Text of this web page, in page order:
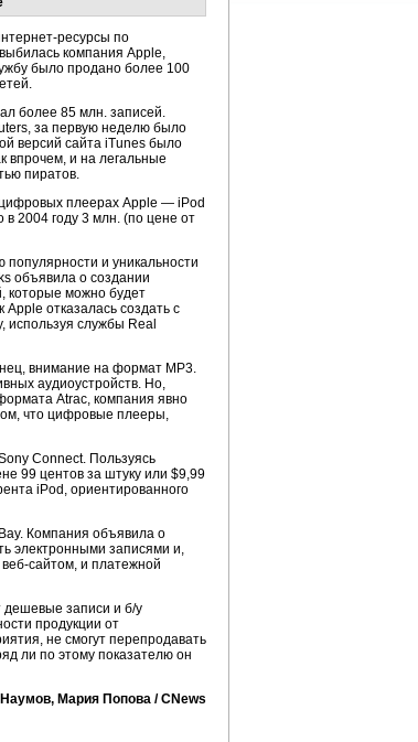
ресурсы по
компания Apple,
было продано более 100
более 85 млн. записей.
за первую неделю было
версий сайта iTunes было
впрочем, и на легальные
пиратов.
цифровых плеерах Apple — iPod
2004 году 3 млн. (по цене от
и уникальности
объявила о создании
которые можно будет
отказалась создать с
используя службы Real
внимание на формат MP3.
аудиоустройств. Но,
Atrac, компания явно
что цифровые плееры,
Connect. Пользуясь
99 центов за штуку или $9,99
iPod, ориентированного
Компания объявила о
электронными записями и,
сайтом, и платежной
дешевые записи и б/у
продукции от
не смогут перепродавать
ли по этому показателю он
Мария Попова / CNews